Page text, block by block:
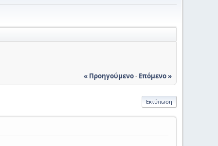
« Προηγούμενο- Επόμενο »
Εκτύπωση